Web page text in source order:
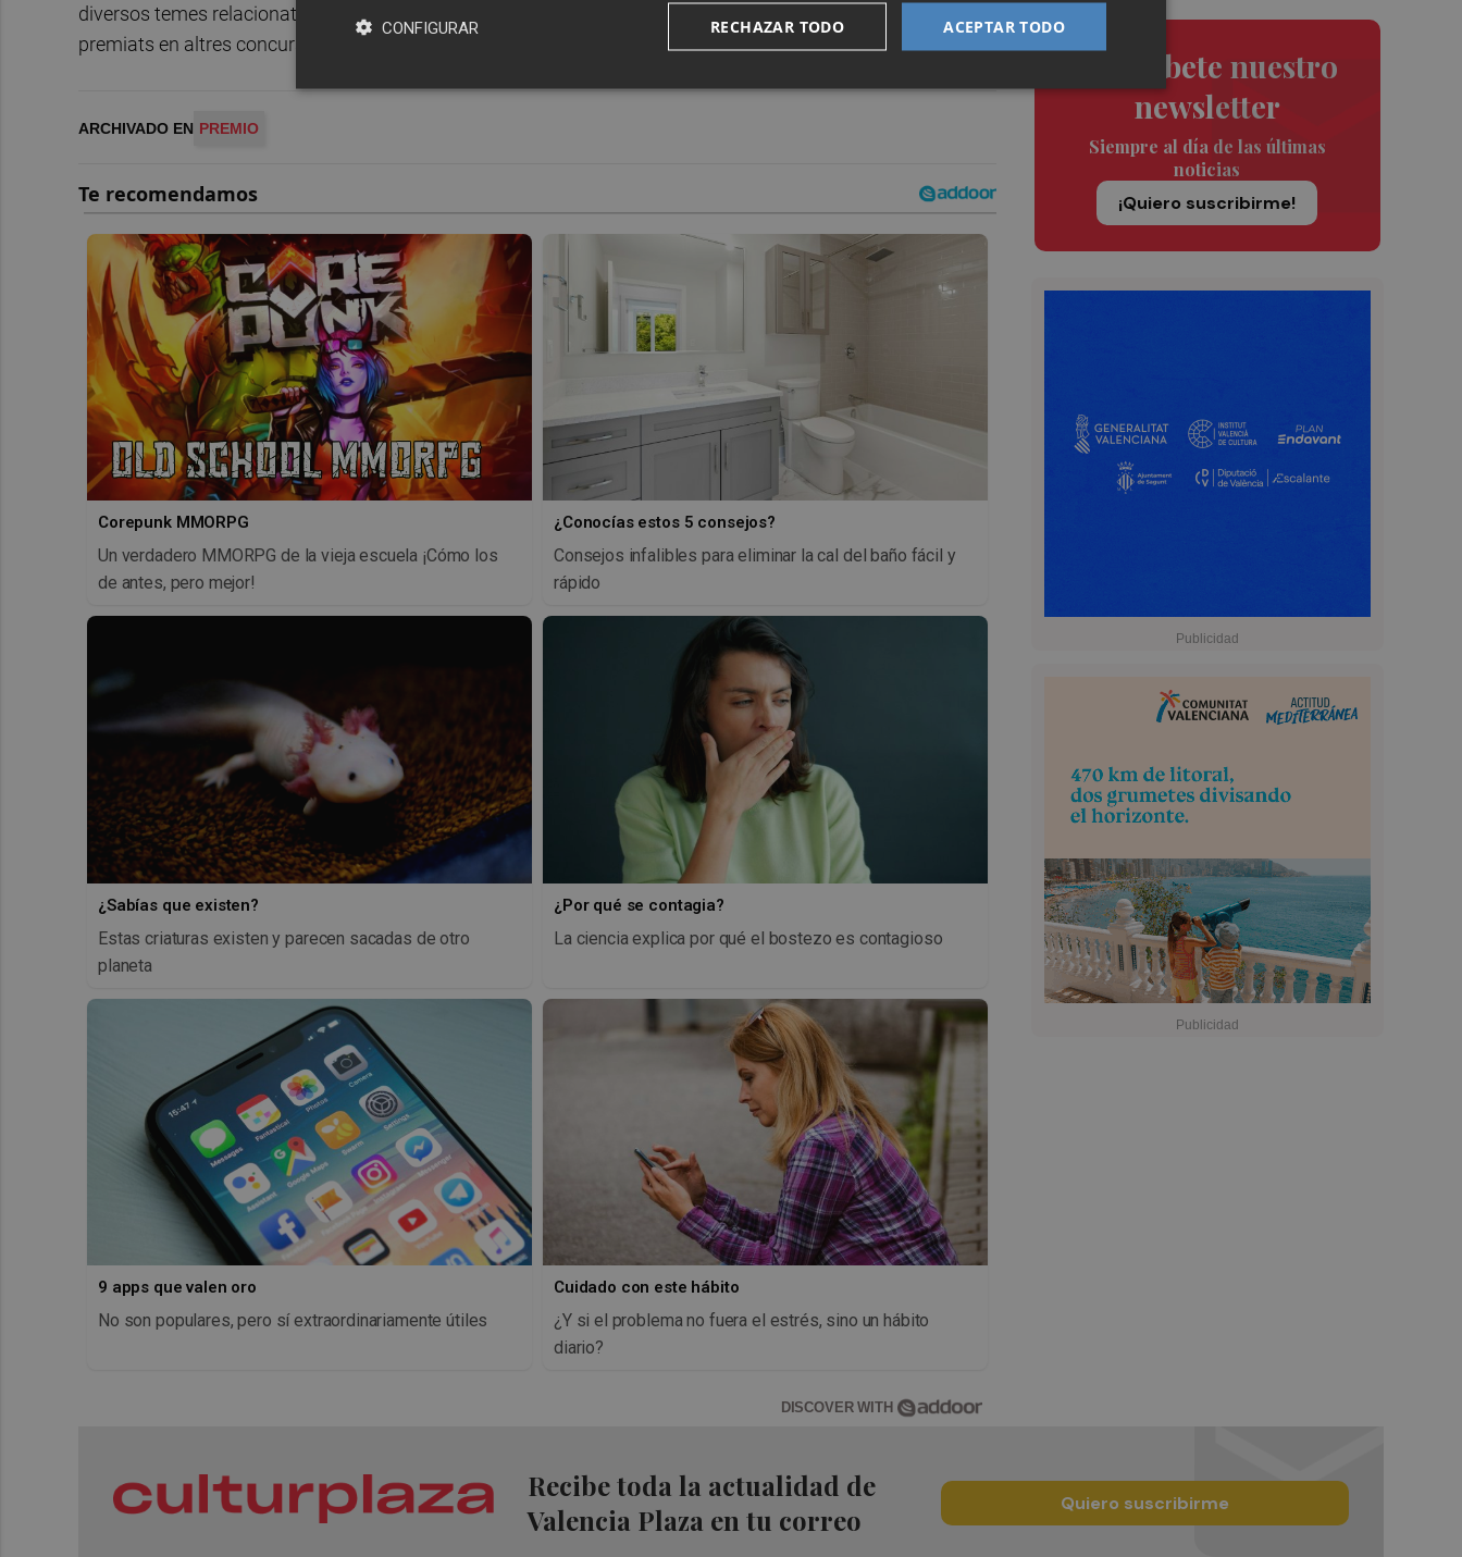
Suscríbete nuestro
newsletter
Siempre al día de las últimas
noticias
¡Quiero suscribirme!
diversos temes relacionats, però no podran ser recopilacions d’articles; hauran de ser originals, inèdits i no
premiats en altres concursos o premis.
ARCHIVADO EN PREMIO
Corepunk MMORPG
Un verdadero MMORPG de la vieja escuela ¡Cómo los
de antes, pero mejor!
¿Conocías estos 5 consejos?
Consejos infalibles para eliminar la cal del baño fácil y
rápido
¿Sabías que existen?
Estas criaturas existen y parecen sacadas de otro
planeta
¿Por qué se contagia?
La ciencia explica por qué el bostezo es contagioso
9 apps que valen oro
No son populares, pero sí extraordinariamente útiles
Cuidado con este hábito
¿Y si el problema no fuera el estrés, sino un hábito
diario?
DISCOVER WITH
Recibe toda la actualidad de
Valencia Plaza en tu correo
Quiero suscribirme
ACEPTAR TODO
RECHAZAR TODO
CONFIGURAR